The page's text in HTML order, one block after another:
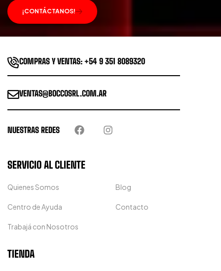
¡CONTÁCTANOS!
COMPRAS Y VENTAS: +54 9 351 8089320
VENTAS@BOCCOSRL.COM.AR
NUESTRAS REDES
SERVICIO AL CLIENTE
Quienes Somos Blog
Centro de Ayuda Contacto
Trabajá con Nosotros
TIENDA